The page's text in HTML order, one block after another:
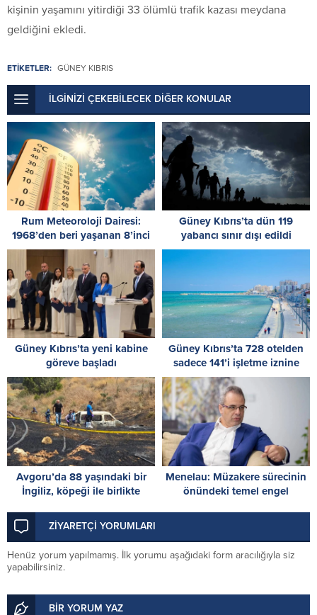
kişinin yaşamını yitirdiği 33 ölümlü trafik kazası meydana
geldiğini ekledi.
ETİKETLER: GÜNEY KIBRIS
İLGİNİZİ ÇEKEBİLECEK DİĞER KONULAR
Rum Meteoroloji Dairesi:
1968’den beri yaşanan 8’inci
en sıcak temmuz
Güney Kıbrıs’ta dün 119
yabancı sınır dışı edildi
Güney Kıbrıs’ta yeni kabine
göreve başladı
Güney Kıbrıs’ta 728 otelden
sadece 141’i işletme iznine
sahip
Avgoru’da 88 yaşındaki bir
İngiliz, köpeği ile birlikte
Menelau: Müzakere sürecinin
önündeki temel engel
ZİYARETÇİ YORUMLARI
Henüz yorum yapılmamış. İlk yorumu aşağıdaki form aracılığıyla siz
yapabilirsiniz.
BİR YORUM YAZ